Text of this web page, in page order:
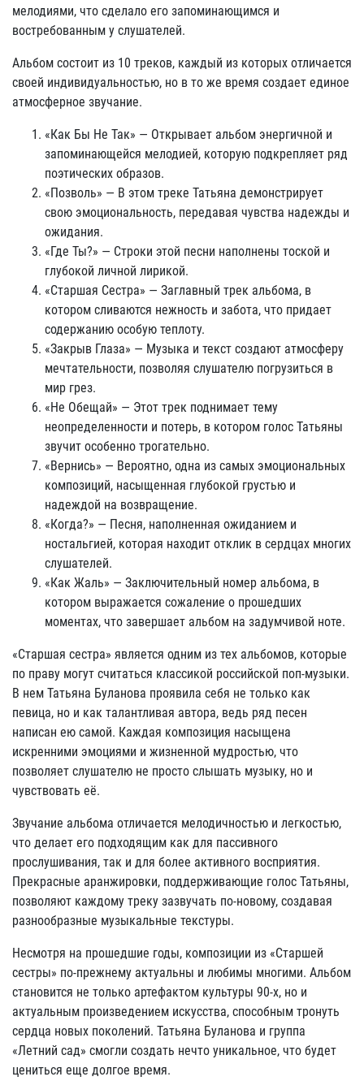
мелодиями, что сделало его запоминающимся и
востребованным у слушателей.
Альбом состоит из 10 треков, каждый из которых отличается
своей индивидуальностью, но в то же время создает единое
атмосферное звучание.
«Как Бы Не Так» — Открывает альбом энергичной и
запоминающейся мелодией, которую подкрепляет ряд
поэтических образов.
«Позволь» — В этом треке Татьяна демонстрирует
свою эмоциональность, передавая чувства надежды и
ожидания.
«Где Ты?» — Строки этой песни наполнены тоской и
глубокой личной лирикой.
«Старшая Сестра» — Заглавный трек альбома, в
котором сливаются нежность и забота, что придает
содержанию особую теплоту.
«Закрыв Глаза» — Музыка и текст создают атмосферу
мечтательности, позволяя слушателю погрузиться в
мир грез.
«Не Обещай» — Этот трек поднимает тему
неопределенности и потерь, в котором голос Татьяны
звучит особенно трогательно.
«Вернись» — Вероятно, одна из самых эмоциональных
композиций, насыщенная глубокой грустью и
надеждой на возвращение.
«Когда?» — Песня, наполненная ожиданием и
ностальгией, которая находит отклик в сердцах многих
слушателей.
«Как Жаль» — Заключительный номер альбома, в
котором выражается сожаление о прошедших
моментах, что завершает альбом на задумчивой ноте.
«Старшая сестра» является одним из тех альбомов, которые
по праву могут считаться классикой российской поп-музыки.
В нем Татьяна Буланова проявила себя не только как
певица, но и как талантливая автора, ведь ряд песен
написан ею самой. Каждая композиция насыщена
искренними эмоциями и жизненной мудростью, что
позволяет слушателю не просто слышать музыку, но и
чувствовать её.
Звучание альбома отличается мелодичностью и легкостью,
что делает его подходящим как для пассивного
прослушивания, так и для более активного восприятия.
Прекрасные аранжировки, поддерживающие голос Татьяны,
позволяют каждому треку зазвучать по-новому, создавая
разнообразные музыкальные текстуры.
Несмотря на прошедшие годы, композиции из «Старшей
сестры» по-прежнему актуальны и любимы многими. Альбом
становится не только артефактом культуры 90-х, но и
актуальным произведением искусства, способным тронуть
сердца новых поколений. Татьяна Буланова и группа
«Летний сад» смогли создать нечто уникальное, что будет
цениться еще долгое время.